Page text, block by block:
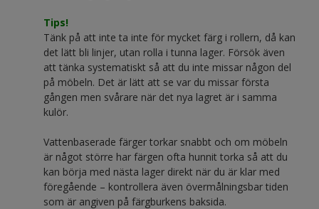
Tips!
Tänk på att inte ta inte för mycket färg i rollern, då kan
det lätt bli linjer, utan rolla i tunna lager. Försök även
att tänka systematiskt så att du inte missar någon del
på möbeln. Det är lätt att se var du missar första
gången men svårare när det nya lagret är i samma
kulör.
Vattenbaserade färger torkar snabbt och om möbeln
är något större har färgen ofta hunnit torka så att du
kan börja med nästa lager direkt när du är klar med
föregående – kontrollera även övermålningsbar tiden
som är angiven på färgburkens baksida.